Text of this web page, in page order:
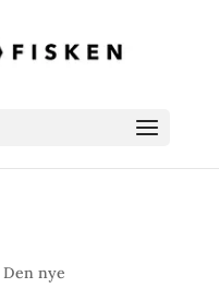
Den nye